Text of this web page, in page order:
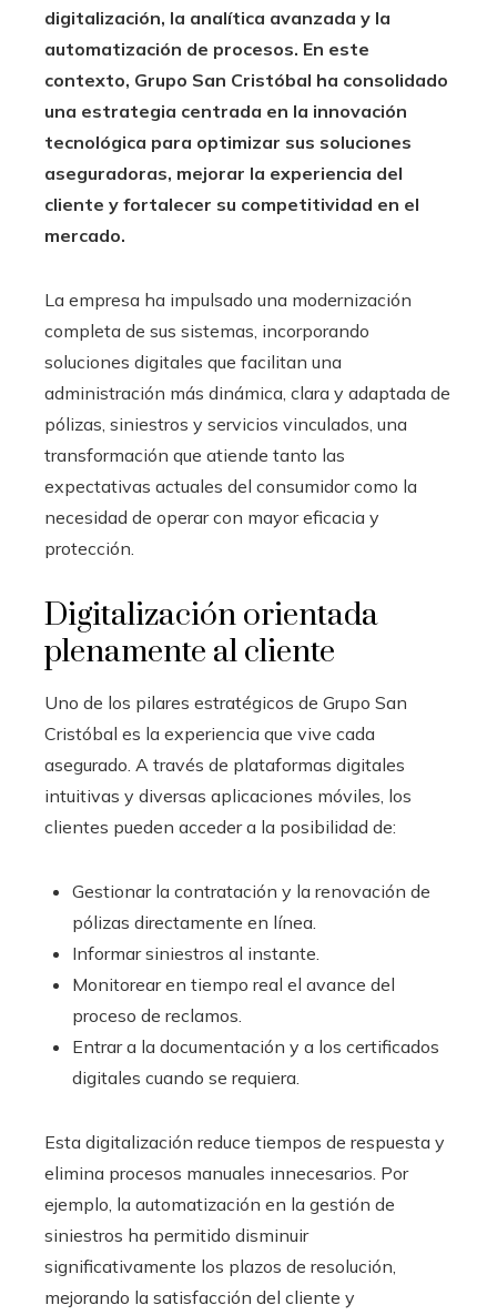
digitalización, la analítica avanzada y la
automatización de procesos. En este
contexto, Grupo San Cristóbal ha consolidado
una estrategia centrada en la innovación
tecnológica para optimizar sus soluciones
aseguradoras, mejorar la experiencia del
cliente y fortalecer su competitividad en el
mercado.
La empresa ha impulsado una modernización
completa de sus sistemas, incorporando
soluciones digitales que facilitan una
administración más dinámica, clara y adaptada de
pólizas, siniestros y servicios vinculados, una
transformación que atiende tanto las
expectativas actuales del consumidor como la
necesidad de operar con mayor eficacia y
protección.
Digitalización orientada
plenamente al cliente
Uno de los pilares estratégicos de Grupo San
Cristóbal es la experiencia que vive cada
asegurado. A través de plataformas digitales
intuitivas y diversas aplicaciones móviles, los
clientes pueden acceder a la posibilidad de:
Gestionar la contratación y la renovación de
pólizas directamente en línea.
Informar siniestros al instante.
Monitorear en tiempo real el avance del
proceso de reclamos.
Entrar a la documentación y a los certificados
digitales cuando se requiera.
Esta digitalización reduce tiempos de respuesta y
elimina procesos manuales innecesarios. Por
ejemplo, la automatización en la gestión de
siniestros ha permitido disminuir
significativamente los plazos de resolución,
mejorando la satisfacción del cliente y